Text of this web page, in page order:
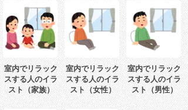
室内でリラック
スする人のイラ
スト（家族）
室内でリラック
スする人のイラ
スト（女性）
室内でリラック
スする人のイラ
スト（男性）